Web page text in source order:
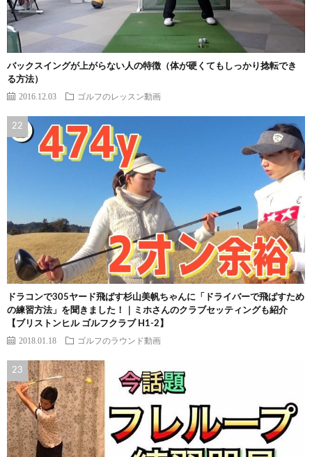
バックスイングが上がらない人の特徴（体が硬くてもしっかり捻転でき
る方法）
2016.12.03 ゴルフのレッスン動画
ドラコンで305ヤード飛ばす杉山美帆ちゃんに「ドライバーで飛ばすため
の練習方法」を聞きました！｜ミホさんのクラブセッティングも紹介
【ブリストンヒル ゴルフクラブ H1-2】
2018.01.18 ゴルフのラウンド動画